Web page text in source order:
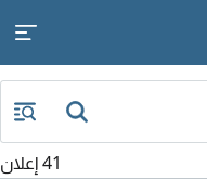
41 إعلان